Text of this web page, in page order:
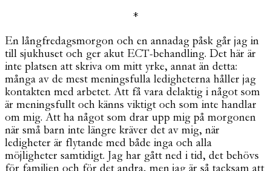
*
En långfredagsmorgon och en annadag påsk går jag in
till sjukhuset och ger akut ECT-behandling. Det här är
inte platsen att skriva om mitt yrke, annat än detta:
många av de mest meningsfulla ledigheterna håller jag
kontakten med arbetet. Att få vara delaktig i något som
är meningsfullt och känns viktigt och som inte handlar
om mig. Att ha något som drar upp mig på morgonen
när små barn inte längre kräver det av mig, när
ledigheter är flytande med både inga och alla
möjligheter samtidigt. Jag har gått ned i tid, det behövs